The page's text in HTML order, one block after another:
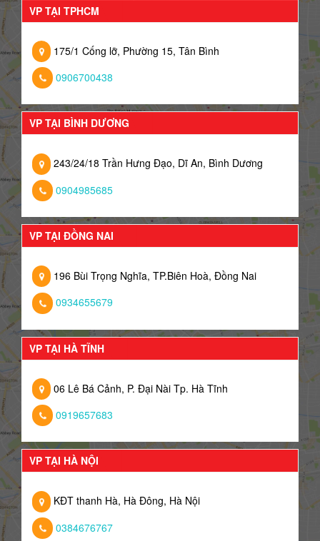
VP TẠI TPHCM
175/1 Cống lỡ, Phường 15, Tân Bình
0906700438
VP TẠI BÌNH DƯƠNG
243/24/18 Trần Hưng Đạo, Dĩ An, Bình Dương
0904985685
VP TẠI ĐỒNG NAI
196 Bùi Trọng Nghĩa, TP.Biên Hoà, Đồng Nai
0934655679
VP TẠI HÀ TĨNH
06 Lê Bá Cảnh, P. Đại Nài Tp. Hà Tĩnh
0919657683
VP TẠI HÀ NỘI
KĐT thanh Hà, Hà Đông, Hà Nội
0384676767